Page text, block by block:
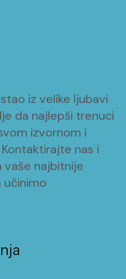
iz velike ljubavi
da najlepši trenuci
izvornom i
nas i
najbitnije